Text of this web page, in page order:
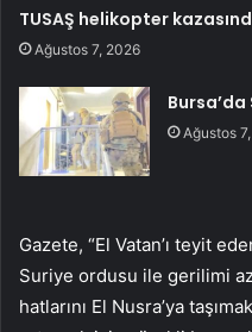
TUSAŞ helikopter
Ağustos 7, 2026
Ağustos
Gazete, “El Vatan’ı teyit
Suriye ordusu ile gerilimi
hatlarını El Nusra’ya